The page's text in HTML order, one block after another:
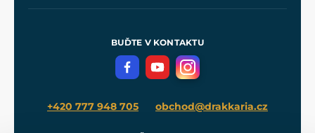
Meče pro Kingdom Come
BUĎTE V KONTAKTU
+420 777 948 705 obchod@drakkaria.cz